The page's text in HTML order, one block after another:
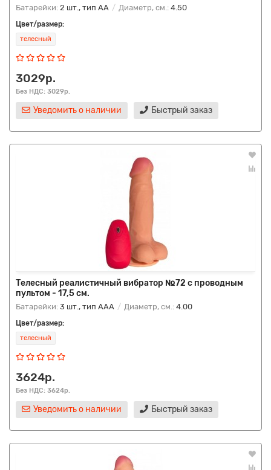
Батарейки: 2 шт., тип AA Диаметр, см.: 4.50
Цвет/размер:
телесный
3029р.
Без НДС: 3029р.
Уведомить о наличии Быстрый заказ
Телесный реалистичный вибратор №72 с проводным
пультом - 17,5 см.
Батарейки: 3 шт., тип AAA Диаметр, см.: 4.00
Цвет/размер:
телесный
3624р.
Без НДС: 3624р.
Уведомить о наличии Быстрый заказ